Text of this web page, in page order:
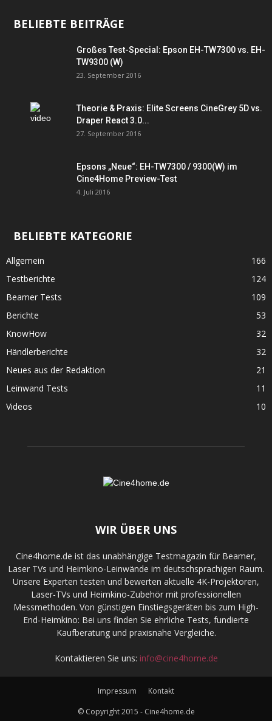
BELIEBTE BEITRÄGE
Großes Test-Special: Epson EH-TW7300 vs. EH-
TW9300 (W)
23. September 2016
Theorie & Praxis: Elite Screens CineGrey 5D vs.
Draper React 3.0...
27. September 2016
Epsons „Neue“: EH-TW7300 / 9300(W) im
Cine4Home Preview-Test
4. Juli 2016
BELIEBTE KATEGORIE
Allgemein
166
Testberichte
124
Beamer Tests
109
Berichte
53
KnowHow
32
Händlerberichte
32
Neues aus der Redaktion
21
Leinwand Tests
11
Videos
10
WIR ÜBER UNS
Cine4home.de ist das unabhängige Testmagazin für Beamer,
Laser TVs und Heimkino-Leinwände im deutschsprachigen Raum.
Unsere Experten testen und bewerten aktuelle 4K-Projektoren,
Laser-TVs und Heimkino-Zubehör mit professionellen
Messmethoden. Von günstigen Einstiegsgeräten bis zum High-
End-Heimkino: Bei uns finden Sie ehrliche Tests, fundierte
Kaufberatung und praxisnahe Vergleiche.
Kontaktieren Sie uns: info@cine4home.de
Impressum
Kontakt
© Copyright 2015 - Cine4home.de